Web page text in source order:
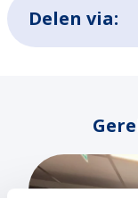
Delen via: